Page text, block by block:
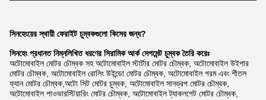
সিনহেংয়ের স্থায়ী ফেরাইট চুম্বকগুলো কিসের জন্য?
সিনহেং প্রধানত নিম্নলিখিত ধরণের সিরামিক আর্ক সেগমেন্ট চুম্বক তৈরি করেঃ
অটোমোবাইল মোটর চৌম্বক সহ অটোমোবাইল স্টার্টার মোটর চৌম্বক, অটোমোবাইল উইপার
মোটর চৌম্বক, অটোমোবাইল রোলিং উইন্ডো মোটর চৌম্বক, অটোমোবাইল গরম এবং শীতল
ফ্যান মোটর চৌম্বক,অটো সিট মোটর চুম্বক, অটোমোবাইল সানড্রপ মোটর চৌম্বক,
অটোমোবাইল পাওভারস্টিয়ারিং মোটর চৌম্বক, অটোমোবাইল ট্যাকলগেট মোটর চৌম্বক,